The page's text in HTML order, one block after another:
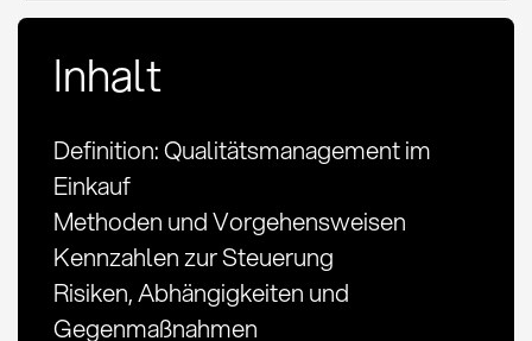
Inhalt
Definition: Qualitätsmanagement im
Einkauf
Methoden und Vorgehensweisen
Kennzahlen zur Steuerung
Risiken, Abhängigkeiten und
Gegenmaßnahmen